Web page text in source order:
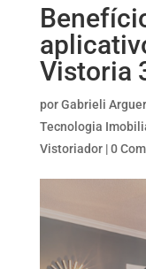
Vistoria
porGabrieli
Tecnologia
Vistoriador|0